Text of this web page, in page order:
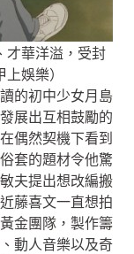
才華洋溢，受封
娛樂）
的初中少女月島
展出互相鼓勵的
偶然契機下看到
套的題材令他驚
夫提出想改編搬
藤喜文一直想拍
金團隊，製作籌
動人音樂以及奇